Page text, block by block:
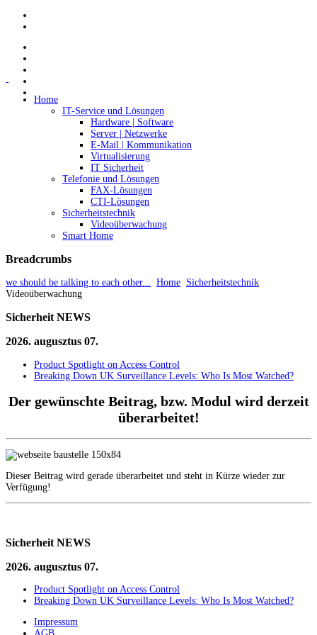
Home
IT-Service und Lösungen
Hardware | Software
Server | Netzwerke
E-Mail | Kommunikation
Virtualisierung
IT Sicherheit
Telefonie und Lösungen
FAX-Lösungen
CTI-Lösungen
Sicherheitstechnik
Videoüberwachung
Smart Home
Breadcrumbs
we should be talking to each other... Home Sicherheitstechnik
Videoüberwachung
Sicherheit NEWS
2026. augusztus 07.
Product Spotlight on Access Control
Breaking Down UK Surveillance Levels: Who Is Most Watched?
Der gewünschte Beitrag, bzw. Modul wird derzeit
überarbeitet!
Dieser Beitrag wird gerade überarbeitet und steht in Kürze wieder zur
Verfügung!
Sicherheit NEWS
2026. augusztus 07.
Product Spotlight on Access Control
Breaking Down UK Surveillance Levels: Who Is Most Watched?
Impressum